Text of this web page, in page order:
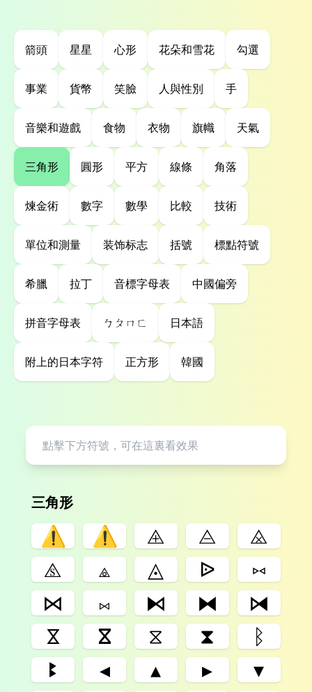
箭頭 星星 心形 花朵和雪花 勾選
事業 貨幣 笑臉 人與性別 手
音樂和遊戲 食物 衣物 旗幟 天氣
三角形 圓形 平方 線條 角落
煉金術 數字 數學 比較 技術
單位和測量 装饰标志 括號 標點符號
希臘 拉丁 音標字母表 中國偏旁
拼音字母表 ㄅㄆㄇㄈ 日本語
附上的日本字符 正方形 韓國
三角形
⚠ ⚠️ ⨹ ⨺
⨻
⧌
⟁ ◬ ᐉ
⑅
⋈
⨝ ⧑ ⧓
⧒
𐅡
ⴵ ⧖ ⧗
ᛒ
ꔪ
◂ ▴ ▸
▾